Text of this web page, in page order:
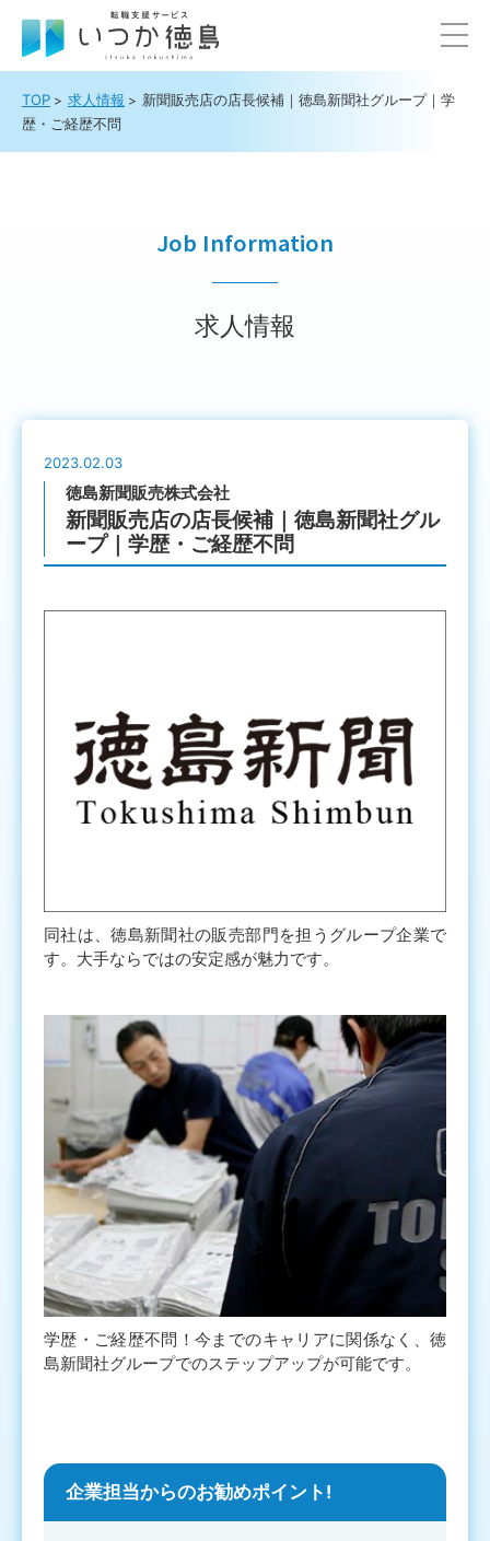
TOP 求人情報
新聞販売店の店長候補｜徳島新聞社グループ｜学
歴・ご経歴不問
Job Information
求人情報
2023.02.03
徳島新聞販売株式会社
新聞販売店の店長候補｜徳島新聞社グル
ープ｜学歴・ご経歴不問
同社は、徳島新聞社の販売部門を担うグループ企業で
す。大手ならではの安定感が魅力です。
学歴・ご経歴不問！今までのキャリアに関係なく、徳
島新聞社グループでのステップアップが可能です。
企業担当からのお勧めポイント!